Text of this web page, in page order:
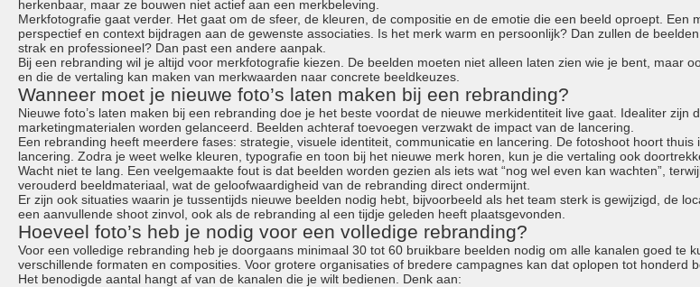
abn amro wtt 2018
abn amro wtt 2017 –
inspirators
portraits 1
portraits 2
portraits 3
fd gazellen 2014
sanoma view 2014 –
annual report
het zuiderlicht
thomas van luyn
various
parool christmas special
editorial
travel
commercial
fashion
herkenbaar, maar ze bouwen niet actief aan een merkbeleving.
Merkfotografie gaat verder. Het gaat om de sfeer, de kleuren, de compositie en de emotie die een beeld oproept.
perspectief en context bijdragen aan de gewenste associaties. Is het merk warm en persoonlijk? Dan zullen de
strak en professioneel? Dan past een andere aanpak.
Bij een rebranding wil je altijd voor merkfotografie kiezen. De beelden moeten niet alleen laten zien wie je bent, maar
en die de vertaling kan maken van merkwaarden naar concrete beeldkeuzes.
Wanneer moet je nieuwe foto’s laten maken bij een rebranding?
Nieuwe foto’s laten maken bij een rebranding doe je het beste voordat de nieuwe merkidentiteit live gaat. Idealiter
marketingmaterialen worden gelanceerd. Beelden achteraf toevoegen verzwakt de impact van de lancering.
Een rebranding heeft meerdere fases: strategie, visuele identiteit, communicatie en lancering. De fotoshoot hoort
lancering. Zodra je weet welke kleuren, typografie en toon bij het nieuwe merk horen, kun je die vertaling ook
Wacht niet te lang. Een veelgemaakte fout is dat beelden worden gezien als iets wat “nog wel even kan wachten”,
verouderd beeldmateriaal, wat de geloofwaardigheid van de rebranding direct ondermijnt.
Er zijn ook situaties waarin je tussentijds nieuwe beelden nodig hebt, bijvoorbeeld als het team sterk is gewijzigd, de
een aanvullende shoot zinvol, ook als de rebranding al een tijdje geleden heeft plaatsgevonden.
Hoeveel foto’s heb je nodig voor een volledige rebranding?
Voor een volledige rebranding heb je doorgaans minimaal 30 tot 60 bruikbare beelden nodig om alle kanalen goed te
verschillende formaten en composities. Voor grotere organisaties of bredere campagnes kan dat oplopen tot honderd
Het benodigde aantal hangt af van de kanalen die je wilt bedienen. Denk aan: